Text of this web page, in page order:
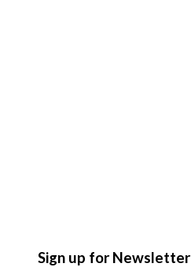
Sign up for Newsletter